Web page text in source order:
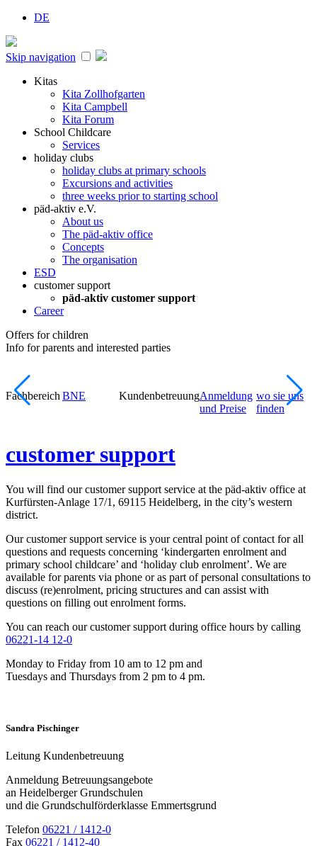
DE
Skip navigation
Kitas
Kita Zollhofgarten
Kita Campbell
Kita Forum
School Childcare
Services
holiday clubs
holiday clubs at primary schools
Excursions and activities
three weeks prior to starting school
päd-aktiv e.V.
About us
The päd-aktiv office
Concepts
The organisation
ESD
customer support
päd-aktiv customer support
Career
Offers for children
Info for parents and interested parties
Fachbereich BNE KundenbetreuungAnmeldung
und Preise
wo sie uns
finden
customer support
You will find our customer support service at the päd-aktiv office at
Kurfürsten-Anlage 17/1, 69115 Heidelberg, in the city’s western
district.
Our customer support service is your central point of contact for all
questions and requests concerning ‘kindergarten enrolment and
primary school childcare’ and ‘holiday club enrolment’. We are
available for parents via phone or as part of personal consultations to
discuss (re)enrolment, pricing structures and can assist with
questions on filling out enrolment forms.
You can reach our customer support during office hours by calling
06221-14 12-0
Monday to Friday from 10 am to 12 pm and
Tuesdays and Thursdays from 2 pm to 4 pm.
Sandra Pischinger
Leitung Kundenbetreuung
Anmeldung Betreuungsangebote
an Heidelberger Grundschulen
und die Grundschulförderklasse Emmertsgrund
Telefon 06221 /1412-0
Fax 06221 /1412-40